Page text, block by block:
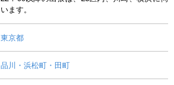
います。
東京都
品川・浜松町・田町